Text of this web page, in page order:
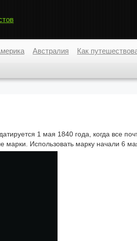
Австралия Как
1 мая 1840 года, когда все
Использовать марку начали 6